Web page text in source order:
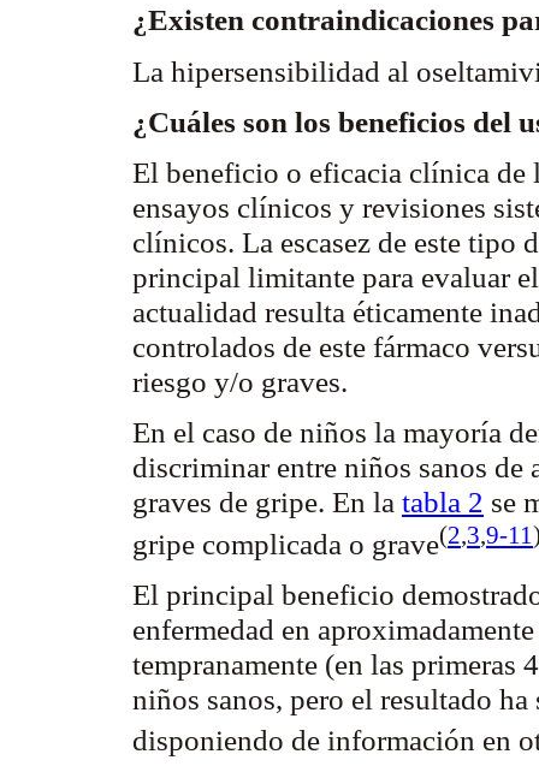
¿Existen contraindicaciones
La hipersensibilidad al
¿Cuáles son los beneficios del
El beneficio o eficacia clínica de
ensayos clínicos y revisiones
clínicos. La escasez de este tipo
principal limitante para evaluar
actualidad resulta éticamente
controlados de este fármaco
riesgo y/o graves.
En el caso de niños la mayoría
discriminar entre niños sanos
graves de gripe. En la tabla 2 se
gripe complicada o grave(2,3,9-11
El principal beneficio
enfermedad en
tempranamente (en las primeras
niños sanos, pero el resultado
disponiendo de información en